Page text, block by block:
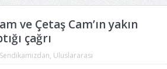
ve Çetaş Cam’ın yakın
çağrı
Sendikamızdan, Uluslararası